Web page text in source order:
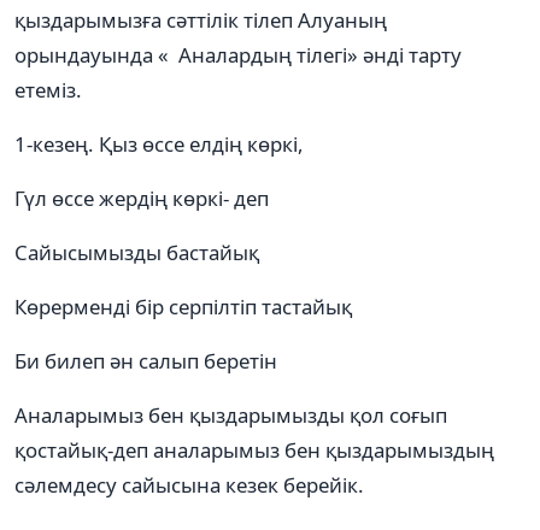
қыздарымызға сәттілік тілеп Алуаның
орындауында « Аналардың тілегі» әнді тарту
етеміз.
1-кезең. Қыз өссе елдің көркі,
Гүл өссе жердің көркі- деп
Сайысымызды бастайық
Көрерменді бір серпілтіп тастайық
Би билеп ән салып беретін
Аналарымыз бен қыздарымызды қол соғып
қостайық-деп аналарымыз бен қыздарымыздың
сәлемдесу сайысына кезек берейік.